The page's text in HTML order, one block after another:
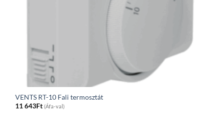
VENTS RT-10 Fali termosztát
11 643Ft (Áfa-val)